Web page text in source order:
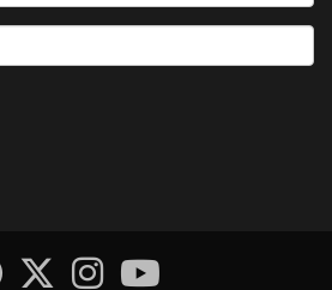
Facebook
Twitter